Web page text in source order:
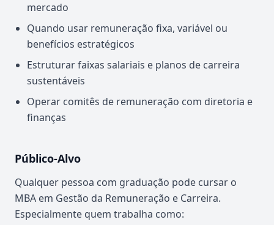
mercado
Quando usar remuneração fixa, variável ou
benefícios estratégicos
Estruturar faixas salariais e planos de carreira
sustentáveis
Operar comitês de remuneração com diretoria e
finanças
Público-Alvo
Qualquer pessoa com graduação pode cursar o
MBA em Gestão da Remuneração e Carreira.
Especialmente quem trabalha como: